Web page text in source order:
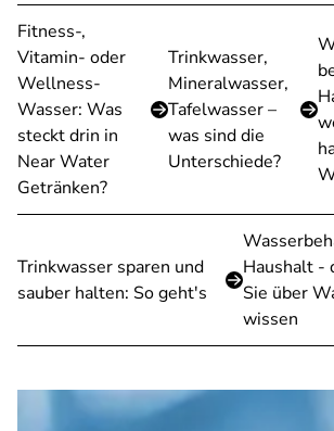
Fitness-,
Vitamin- oder
Wellness-
Wasser: Was
steckt drin in
Near Water
Getränken?
Trinkwasser,
Mineralwasser,
Tafelwasser –
was sind die
Unterschiede?
Trinkwasser sparen und
sauber halten: So geht's
Haushalt -
Sie über
wissen